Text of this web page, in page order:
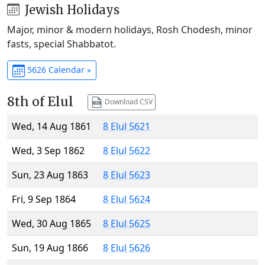
Jewish Holidays
Major, minor & modern holidays, Rosh Chodesh, minor
fasts, special Shabbatot.
5626 Calendar »
8th of Elul Download CSV
Wed, 14 Aug 1861
8 Elul 5621
Wed, 3 Sep 1862
8 Elul 5622
Sun, 23 Aug 1863
8 Elul 5623
Fri, 9 Sep 1864
8 Elul 5624
Wed, 30 Aug 1865
8 Elul 5625
Sun, 19 Aug 1866
8 Elul 5626